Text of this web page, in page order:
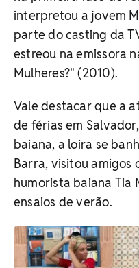
interpretou a jovem
parte do casting da
estreou na emissora
Mulheres?" (2010).
Vale destacar que a
de férias em
baiana, a loira se
Barra, visitou amigos
humorista baiana Tia
ensaios de verão.